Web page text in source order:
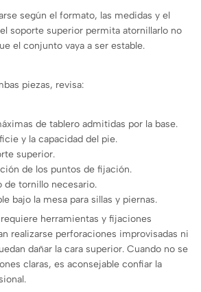
según el formato, las medidas y el
soporte superior permita atornillarlo no
el conjunto vaya a ser estable.
piezas, revisa:
de tablero admitidas por la base.
y la capacidad del pie.
superior.
de los puntos de fijación.
de tornillo necesario.
bajo la mesa para sillas y piernas.
herramientas y fijaciones
realizarse perforaciones improvisadas ni
dañar la cara superior. Cuando no se
claras, es aconsejable confiar la